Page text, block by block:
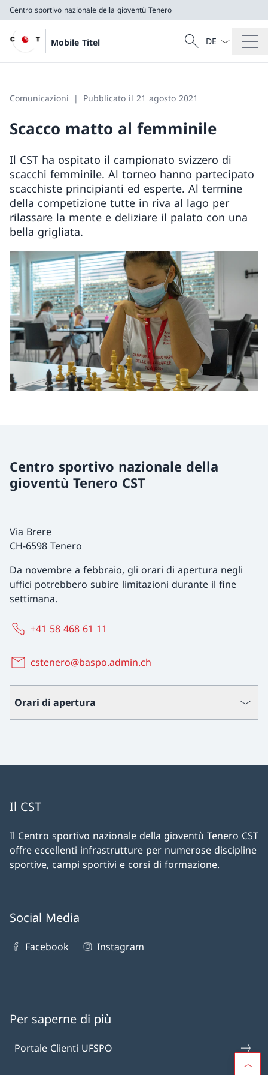
Centro sportivo nazionale della gioventù Tenero
Mobile Titel
Cercare
Ricerca
Dal menu a
Comunicazioni Pubblicato il 21 agosto 2021
Scacco matto al femminile
Il CST ha ospitato il campionato svizzero di
scacchi femminile. Al torneo hanno partecipato
scacchiste principianti ed esperte. Al termine
della competizione tutte in riva al lago per
rilassare la mente e deliziare il palato con una
bella grigliata.
Centro sportivo nazionale della
gioventù Tenero CST
Via Brere
CH-6598 Tenero
Da novembre a febbraio, gli orari di apertura negli
uffici potrebbero subire limitazioni durante il fine
settimana.
+41 58 468 61 11
cstenero@baspo.admin.ch
Orari di apertura
Il CST
Il Centro sportivo nazionale della gioventù Tenero CST
offre eccellenti infrastrutture per numerose discipline
sportive, campi sportivi e corsi di formazione.
Social Media
Facebook Instagram
Per saperne di più
Portale Clienti UFSPO